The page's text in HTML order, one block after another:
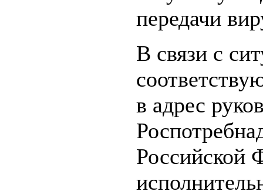
передачи
В связи с
в адрес
Российской